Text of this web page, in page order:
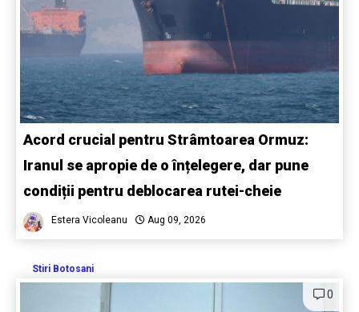
Acord crucial pentru Strâmtoarea Ormuz:
Iranul se apropie de o înțelegere, dar pune
condiții pentru deblocarea rutei-cheie
Estera Vicoleanu Aug 09, 2026
Stiri Botosani
0